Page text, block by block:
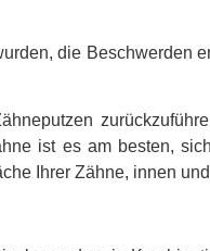
die Beschwerden
ist es am besten,
Ihrer Zähne, innen